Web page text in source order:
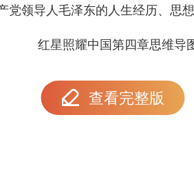
领导人毛泽东的人生经历、思
查看完整版